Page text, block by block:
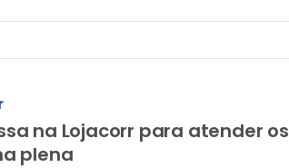
na Lojacorr para atender os
plena